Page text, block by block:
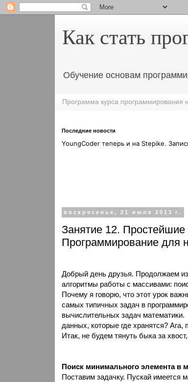
Как стать
Обучение основам
Программа курса программирования
Последние новости
YoungCoder теперь и на Stepikе.
воскресенье, 21 июля 2013 г.
Занятие 12.
Программирование для
Добрый день друзья. Продолжаем
алгоритмы работы с массивами:
Почему я говорю, что этот урок
самых типичных задач в
вычислительных задач математики.
данных, которые где хранятся?
Итак, не будем тянуть быка за
Поиск минимального элемента в
Поставим задачку. Пускай имеется